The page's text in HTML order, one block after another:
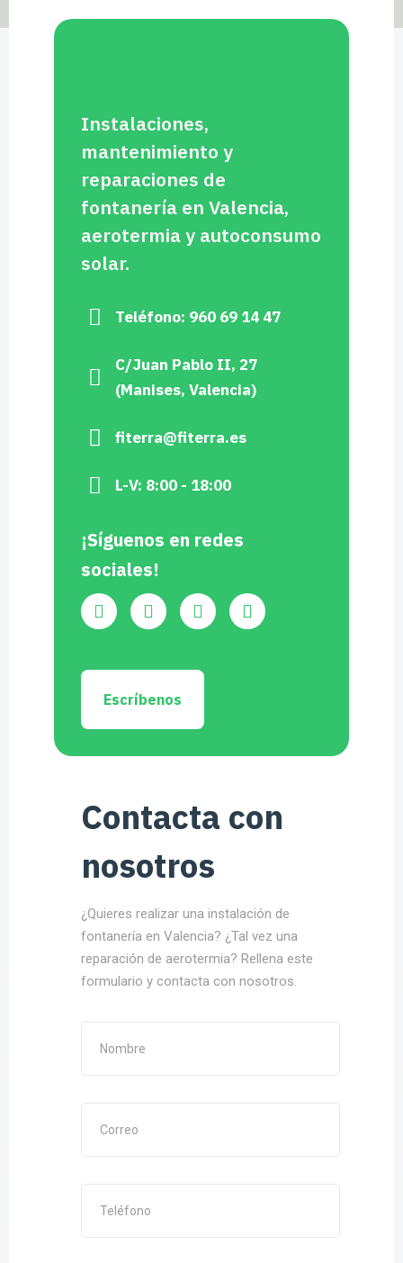
Instalaciones,
mantenimiento y
reparaciones de
fontanería en Valencia,
aerotermia y autoconsumo
solar.
Teléfono: 960 69 14 47
C/Juan Pablo II, 27
(Manises, Valencia)
fiterra@fiterra.es
L-V: 8:00 - 18:00
¡Síguenos en redes
sociales!
Escríbenos
Contacta con
nosotros
¿Quieres realizar una instalación de
fontanería en Valencia? ¿Tal vez una
reparación de aerotermia? Rellena este
formulario y contacta con nosotros.